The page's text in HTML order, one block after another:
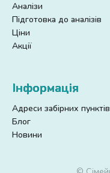
Аналізи
Підготовка до аналізів
Ціни
Акції
Інформація
Адреси забірних пунктів
Блог
Новини